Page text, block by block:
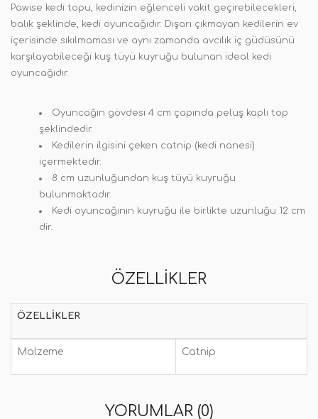
Pawise kedi topu, kedinizin eğlenceli vakit geçirebilecekleri,
balık şeklinde, kedi oyuncağıdır. Dışarı çıkmayan kedilerin ev
içerisinde sıkılmaması ve aynı zamanda avcılık iç güdüsünü
karşılayabileceği kuş tüyü kuyruğu bulunan ideal kedi
oyuncağıdır.
Oyuncağın gövdesi 4 cm çapında peluş kaplı top
şeklindedir.
Kedilerin ilgisini çeken catnip (kedi nanesi)
içermektedir.
8 cm uzunluğundan kuş tüyü kuyruğu
bulunmaktadır.
Kedi oyuncağının kuyruğu ile birlikte uzunluğu 12 cm
dir.
ÖZELLIKLER
ÖZELLIKLER
Malzeme Catnip
YORUMLAR (0)